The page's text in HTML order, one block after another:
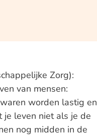
Zorg):
van mensen:
worden lastig en
je leven niet als je de
nog midden in de